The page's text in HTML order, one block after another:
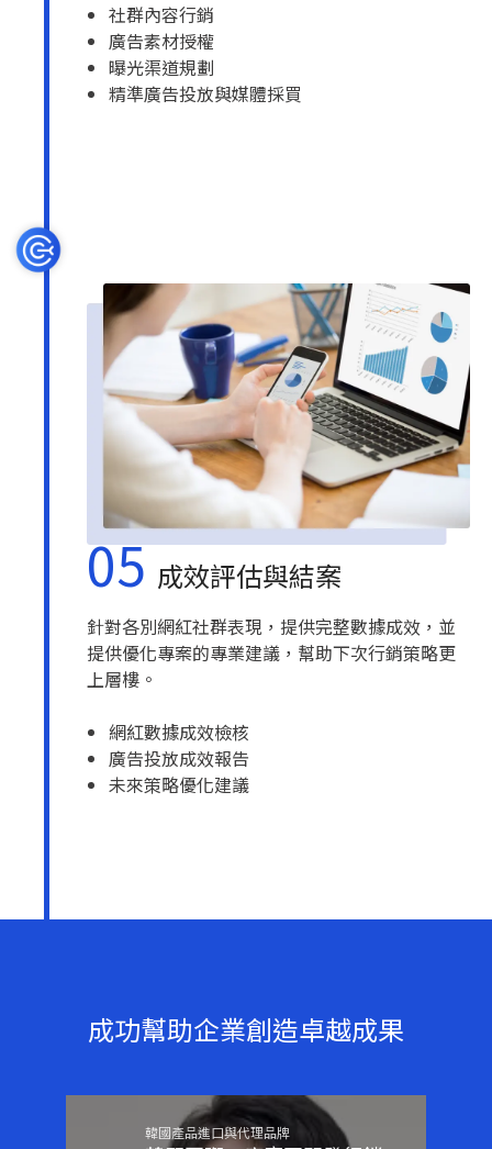
社群內容行銷
廣告素材授權
曝光渠道規劃
精準廣告投放與媒體採買
05 成效評估與結案
針對各別網紅社群表現，提供完整數據成效，並
提供優化專案的專業建議，幫助下次行銷策略更
上層樓。
網紅數據成效檢核
廣告投放成效報告
未來策略優化建議
成功幫助企業創造卓越成果
韓國產品進口與代理品牌